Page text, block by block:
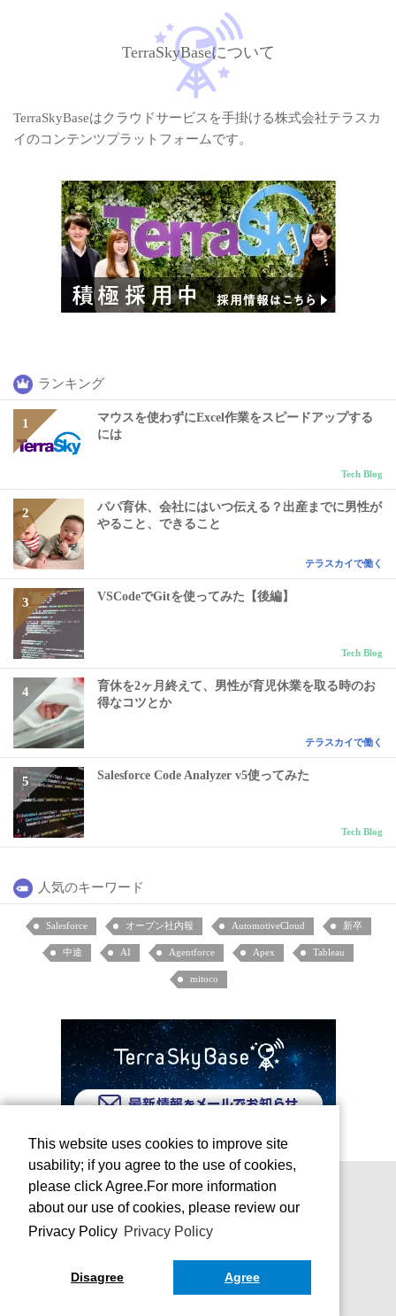
TerraSkyBaseについて
TerraSkyBaseはクラウドサービスを手掛ける株式会社テラスカ
イのコンテンツプラットフォームです。
ランキング
マウスを使わずにExcel作業をスピードアップする
には
Tech Blog
パパ育休、会社にはいつ伝える？出産までに男性が
やること、できること
テラスカイで働く
VSCodeでGitを使ってみた【後編】
Tech Blog
育休を2ヶ月終えて、男性が育児休業を取る時のお
得なコツとか
テラスカイで働く
Salesforce Code Analyzer v5使ってみた
Tech Blog
人気のキーワード
Salesforce オープン社内報 AutomotiveCloud 新卒
中途 AI Agentforce Apex Tableau
mitoco
お問い合わせ 運営会社
This website uses cookies to improve site
usability; if you agree to the use of cookies,
please click Agree.For more information
about our use of cookies, please review our
Privacy Policy Privacy Policy
Disagree Agree